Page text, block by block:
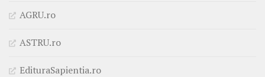
AGRU.ro
ASTRU.ro
EdituraSapientia.ro